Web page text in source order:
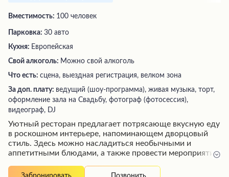
Вместимость: 100 человек
Парковка: 30 авто
Кухня: Европейская
Свой алкоголь: Можно свой алкоголь
Что есть: сцена, выездная регистрация, велком зона
За доп. плату: ведущий (шоу-программа), живая музыка, торт,
оформление зала на Свадьбу, фотограф (фотосессия),
видеограф, DJ
Уютный ресторан предлагает потрясающе вкусную еду
в роскошном интерьере, напоминающем дворцовый
стиль. Здесь можно насладиться необычными и
аппетитными блюдами, а также провести мероприятие
радушному обслуживанию внимательных официантов.